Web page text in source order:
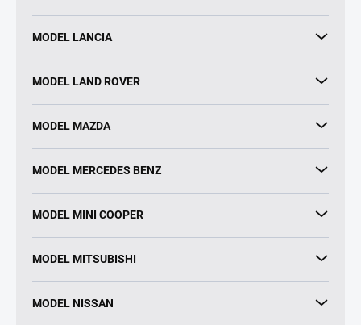
MODEL LANCIA
MODEL LAND ROVER
MODEL MAZDA
MODEL MERCEDES BENZ
MODEL MINI COOPER
MODEL MITSUBISHI
MODEL NISSAN